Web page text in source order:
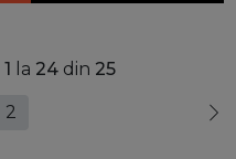
1 la 24din 25
2